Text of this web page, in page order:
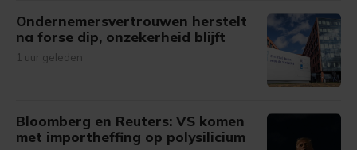
Ondernemersvertrouwen herstelt
na forse dip, onzekerheid blijft
1 uur geleden
Bloomberg en Reuters: VS komen
met importheffing op polysilicium